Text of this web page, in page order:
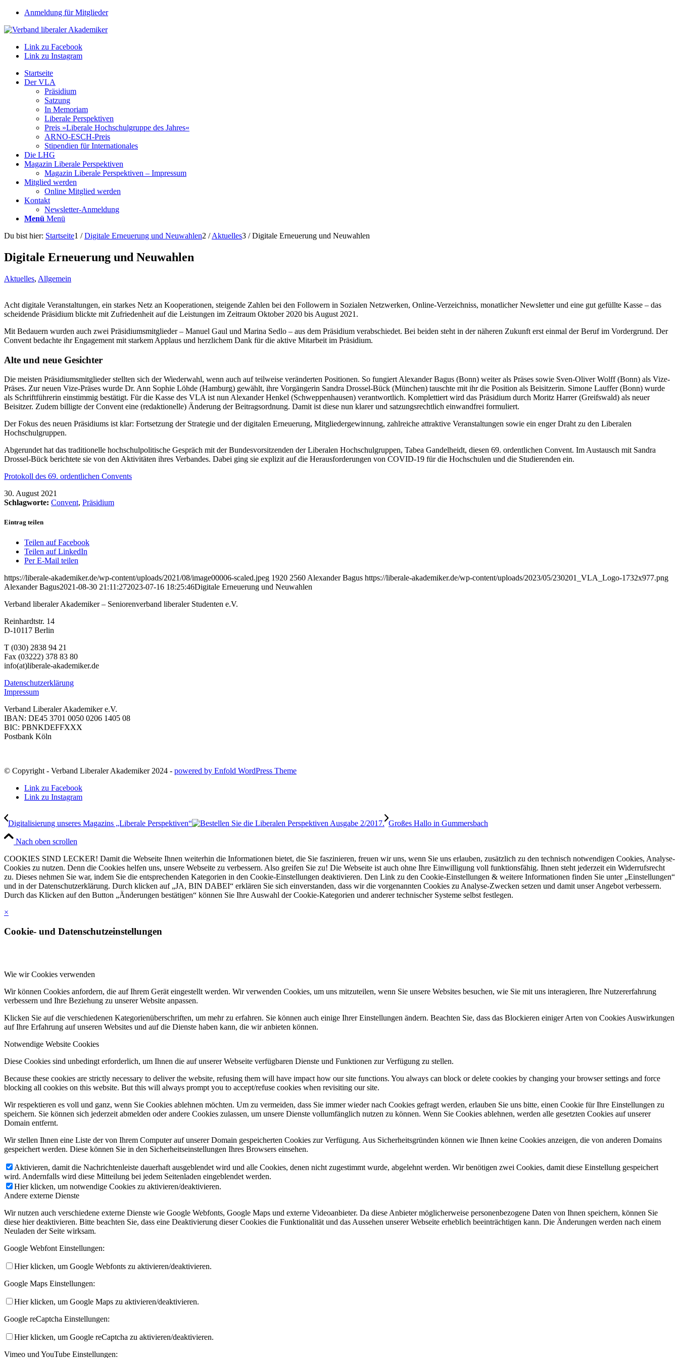
Anmeldung für Mitglieder
Link zu Facebook
Link zu Instagram
Startseite
Der VLA
Präsidium
Satzung
In Memoriam
Liberale Perspektiven
Preis »Liberale Hochschulgruppe des Jahres«
ARNO-ESCH-Preis
Stipendien für Internationales
Die LHG
Magazin Liberale Perspektiven
Magazin Liberale Perspektiven – Impressum
Mitglied werden
Online Mitglied werden
Kontakt
Newsletter-Anmeldung
Menü Menü
Du bist hier: Startseite1 / Digitale Erneuerung und Neuwahlen2 / Aktuelles3 / Digitale Erneuerung und Neuwahlen
Digitale Erneuerung und Neuwahlen
Aktuelles, Allgemein
Acht digitale Veranstaltungen, ein starkes Netz an Kooperationen, steigende Zahlen bei den Followern in Sozialen Netzwerken, Online-Verzeichniss, monatlicher Newsletter und eine gut gefüllte Kasse – das
scheidende Präsidium blickte mit Zufriedenheit auf die Leistungen im Zeitraum Oktober 2020 bis August 2021.
Mit Bedauern wurden auch zwei Präsidiumsmitglieder – Manuel Gaul und Marina Sedlo – aus dem Präsidium verabschiedet. Bei beiden steht in der näheren Zukunft erst einmal der Beruf im Vordergrund. Der
Convent bedachte ihr Engagement mit starkem Applaus und herzlichem Dank für die aktive Mitarbeit im Präsidium.
Alte und neue Gesichter
Die meisten Präsidiumsmitglieder stellten sich der Wiederwahl, wenn auch auf teilweise veränderten Positionen. So fungiert Alexander Bagus (Bonn) weiter als Präses sowie Sven-Oliver Wolff (Bonn) als Vize-
Präses. Zur neuen Vize-Präses wurde Dr. Ann Sophie Löhde (Hamburg) gewählt, ihre Vorgängerin Sandra Drossel-Bück (München) tauschte mit ihr die Position als Beisitzerin. Simone Lauffer (Bonn) wurde
als Schriftführerin einstimmig bestätigt. Für die Kasse des VLA ist nun Alexander Henkel (Schweppenhausen) verantwortlich. Komplettiert wird das Präsidium durch Moritz Harrer (Greifswald) als neuer
Beisitzer. Zudem billigte der Convent eine (redaktionelle) Änderung der Beitragsordnung. Damit ist diese nun klarer und satzungsrechtlich einwandfrei formuliert.
Der Fokus des neuen Präsidiums ist klar: Fortsetzung der Strategie und der digitalen Erneuerung, Mitgliedergewinnung, zahlreiche attraktive Veranstaltungen sowie ein enger Draht zu den Liberalen
Hochschulgruppen.
Abgerundet hat das traditionelle hochschulpolitische Gespräch mit der Bundesvorsitzenden der Liberalen Hochschulgruppen, Tabea Gandelheidt, diesen 69. ordentlichen Convent. Im Austausch mit Sandra
Drossel-Bück berichtete sie von den Aktivitäten ihres Verbandes. Dabei ging sie explizit auf die Herausforderungen von COVID-19 für die Hochschulen und die Studierenden ein.
Protokoll des 69. ordentlichen Convents
30. August 2021
Schlagworte: Convent, Präsidium
Eintrag teilen
Teilen auf Facebook
Teilen auf LinkedIn
Per E-Mail teilen
https://liberale-akademiker.de/wp-content/uploads/2021/08/image00006-scaled.jpeg 1920 2560 Alexander Bagus https://liberale-akademiker.de/wp-content/uploads/2023/05/230201_VLA_Logo-1732x977.png
Alexander Bagus2021-08-30 21:11:272023-07-16 18:25:46Digitale Erneuerung und Neuwahlen
Verband liberaler Akademiker – Seniorenverband liberaler Studenten e.V.
Reinhardtstr. 14
D-10117 Berlin
T (030) 2838 94 21
Fax (03222) 378 83 80
info(at)liberale-akademiker.de
Datenschutzerklärung
Impressum
Verband Liberaler Akademiker e.V.
IBAN: DE45 3701 0050 0206 1405 08
BIC: PBNKDEFFXXX
Postbank Köln
© Copyright - Verband Liberaler Akademiker 2024 - powered by Enfold WordPress Theme
Link zu Facebook
Link zu Instagram
Digitalisierung unseres Magazins „Liberale Perspektiven“ Großes Hallo in Gummersbach
Nach oben scrollen
COOKIES SIND LECKER! Damit die Webseite Ihnen weiterhin die Informationen bietet, die Sie faszinieren, freuen wir uns, wenn Sie uns erlauben, zusätzlich zu den technisch notwendigen Cookies, Analyse-
Cookies zu nutzen. Denn die Cookies helfen uns, unsere Webseite zu verbessern. Also greifen Sie zu! Die Webseite ist auch ohne Ihre Einwilligung voll funktionsfähig. Ihnen steht jederzeit ein Widerrufsrecht
zu. Dieses nehmen Sie war, indem Sie die entsprechenden Kategorien in den Cookie-Einstellungen deaktivieren. Den Link zu den Cookie-Einstellungen & weitere Informationen finden Sie unter „Einstellungen“
und in der Datenschutzerklärung. Durch klicken auf „JA, BIN DABEI“ erklären Sie sich einverstanden, dass wir die vorgenannten Cookies zu Analyse-Zwecken setzen und damit unser Angebot verbessern.
Durch das Klicken auf den Button „Änderungen bestätigen“ können Sie Ihre Auswahl der Cookie-Kategorien und anderer technischer Systeme selbst festlegen.
×
Cookie- und Datenschutzeinstellungen
Wie wir Cookies verwenden
Wir können Cookies anfordern, die auf Ihrem Gerät eingestellt werden. Wir verwenden Cookies, um uns mitzuteilen, wenn Sie unsere Websites besuchen, wie Sie mit uns interagieren, Ihre Nutzererfahrung
verbessern und Ihre Beziehung zu unserer Website anpassen.
Klicken Sie auf die verschiedenen Kategorienüberschriften, um mehr zu erfahren. Sie können auch einige Ihrer Einstellungen ändern. Beachten Sie, dass das Blockieren einiger Arten von Cookies Auswirkungen
auf Ihre Erfahrung auf unseren Websites und auf die Dienste haben kann, die wir anbieten können.
Notwendige Website Cookies
Diese Cookies sind unbedingt erforderlich, um Ihnen die auf unserer Webseite verfügbaren Dienste und Funktionen zur Verfügung zu stellen.
Because these cookies are strictly necessary to deliver the website, refusing them will have impact how our site functions. You always can block or delete cookies by changing your browser settings and force
blocking all cookies on this website. But this will always prompt you to accept/refuse cookies when revisiting our site.
Wir respektieren es voll und ganz, wenn Sie Cookies ablehnen möchten. Um zu vermeiden, dass Sie immer wieder nach Cookies gefragt werden, erlauben Sie uns bitte, einen Cookie für Ihre Einstellungen zu
speichern. Sie können sich jederzeit abmelden oder andere Cookies zulassen, um unsere Dienste vollumfänglich nutzen zu können. Wenn Sie Cookies ablehnen, werden alle gesetzten Cookies auf unserer
Domain entfernt.
Wir stellen Ihnen eine Liste der von Ihrem Computer auf unserer Domain gespeicherten Cookies zur Verfügung. Aus Sicherheitsgründen können wie Ihnen keine Cookies anzeigen, die von anderen Domains
gespeichert werden. Diese können Sie in den Sicherheitseinstellungen Ihres Browsers einsehen.
Aktivieren, damit die Nachrichtenleiste dauerhaft ausgeblendet wird und alle Cookies, denen nicht zugestimmt wurde, abgelehnt werden. Wir benötigen zwei Cookies, damit diese Einstellung gespeichert
wird. Andernfalls wird diese Mitteilung bei jedem Seitenladen eingeblendet werden.
Hier klicken, um notwendige Cookies zu aktivieren/deaktivieren.
Andere externe Dienste
Wir nutzen auch verschiedene externe Dienste wie Google Webfonts, Google Maps und externe Videoanbieter. Da diese Anbieter möglicherweise personenbezogene Daten von Ihnen speichern, können Sie
diese hier deaktivieren. Bitte beachten Sie, dass eine Deaktivierung dieser Cookies die Funktionalität und das Aussehen unserer Webseite erheblich beeinträchtigen kann. Die Änderungen werden nach einem
Neuladen der Seite wirksam.
Google Webfont Einstellungen:
Hier klicken, um Google Webfonts zu aktivieren/deaktivieren.
Google Maps Einstellungen:
Hier klicken, um Google Maps zu aktivieren/deaktivieren.
Google reCaptcha Einstellungen:
Hier klicken, um Google reCaptcha zu aktivieren/deaktivieren.
Vimeo und YouTube Einstellungen: